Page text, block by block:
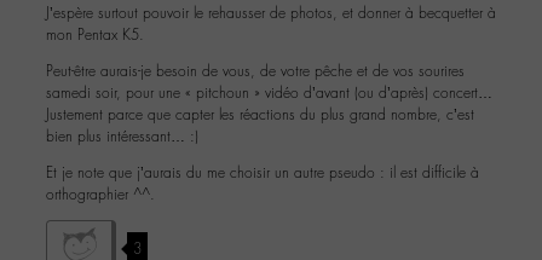
J’espère surtout pouvoir le rehausser de photos, et donner à becquetter à
mon Pentax K5.
Peut-être aurais-je besoin de vous, de votre pêche et de vos sourires
samedi soir, pour une « pitchoun » vidéo d’avant (ou d’après) concert…
Justement parce que capter les réactions du plus grand nombre, c’est
bien plus intéressant… :)
Et je note que j’aurais du me choisir un autre pseudo : il est difficile à
orthographier ^^.
3